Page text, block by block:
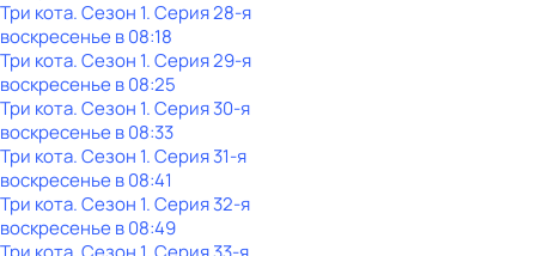
Три кота. Сезон 1. Серия 28-я
воскресенье в08:18
Три кота. Сезон 1. Серия 29-я
воскресенье в08:25
Три кота. Сезон 1. Серия 30-я
воскресенье в08:33
Три кота. Сезон 1. Серия 31-я
воскресенье в08:41
Три кота. Сезон 1. Серия 32-я
воскресенье в08:49